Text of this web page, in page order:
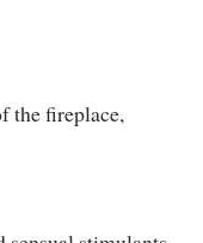
the fireplace,